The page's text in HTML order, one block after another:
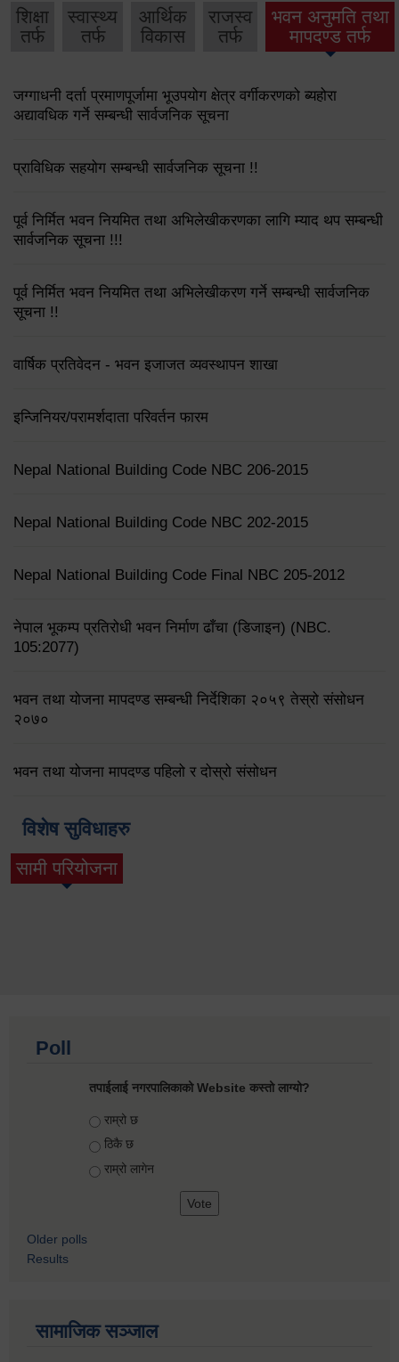
शिक्षा
तर्फ
स्वास्थ्य
तर्फ
आर्थिक
विकास
राजस्व
तर्फ
भवन अनुमति तथा
मापदण्ड तर्फ
जग्गाधनी दर्ता प्रमाणपूर्जामा भूउपयोग क्षेत्र वर्गीकरणको ब्यहोरा
अद्यावधिक गर्ने सम्बन्धी सार्वजनिक सूचना
प्राविधिक सहयोग सम्बन्धी सार्वजनिक सूचना !!
पूर्व निर्मित भवन नियमित तथा अभिलेखीकरणका लागि म्याद थप सम्बन्धी
सार्वजनिक सूचना !!!
पूर्व निर्मित भवन नियमित तथा अभिलेखीकरण गर्ने सम्बन्धी सार्वजनिक
सूचना !!
वार्षिक प्रतिवेदन - भवन इजाजत व्यवस्थापन शाखा
इन्जिनियर/परामर्शदाता परिवर्तन फारम
Nepal National Building Code NBC 206-2015
Nepal National Building Code NBC 202-2015
Nepal National Building Code Final NBC 205-2012
नेपाल भूकम्प प्रतिरोधी भवन निर्माण ढाँचा (डिजाइन) (NBC.
105:2077)
भवन तथा योजना मापदण्ड सम्बन्धी निर्देशिका २०५९ तेस्रो संसोधन
२०७०
भवन तथा योजना मापदण्ड पहिलो र दोस्रो संसोधन
विशेष सुविधाहरु
सामी परियोजना
(active tab)
Poll
तपाईलाई नगरपालिकाको Website कस्तो लाग्यो?
Choices
राम्रो छ
ठिकै छ
राम्रो लागेन
Older polls
Results
सामाजिक सञ्जाल